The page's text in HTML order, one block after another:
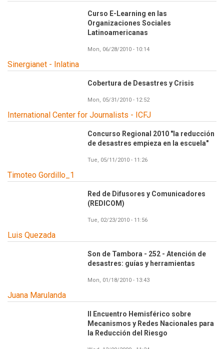
Curso E-Learning en las
Organizaciones Sociales
Latinoamericanas
Mon, 06/28/2010 - 10:14
Sinergianet - Inlatina
Cobertura de Desastres y Crisis
Mon, 05/31/2010 - 12:52
International Center for Journalists - ICFJ
Concurso Regional 2010 "la reducción
de desastres empieza en la escuela"
Tue, 05/11/2010 - 11:26
Timoteo Gordillo_1
Red de Difusores y Comunicadores
(REDICOM)
Tue, 02/23/2010 - 11:56
Luis Quezada
Son de Tambora - 252 - Atención de
desastres: guías y herramientas
Mon, 01/18/2010 - 13:43
Juana Marulanda
II Encuentro Hemisférico sobre
Mecanismos y Redes Nacionales para
la Reducción del Riesgo